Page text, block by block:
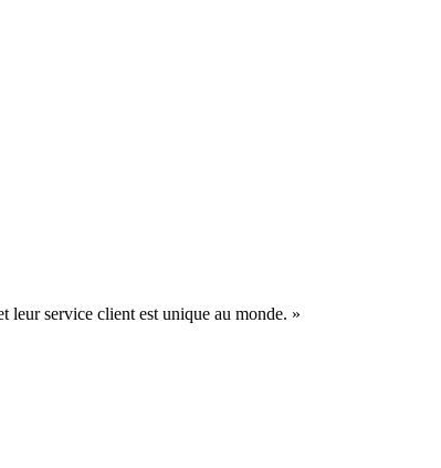
leur service client est unique au monde. »